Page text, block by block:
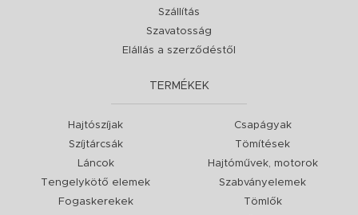
Szállítás
Szavatosság
Elállás a szerződéstől
TERMÉKEK
Hajtószíjak
Szíjtárcsák
Láncok
Tengelykötő elemek
Fogaskerekek
Csapágyak
Tömítések
Hajtóművek, motorok
Szabványelemek
Tömlők